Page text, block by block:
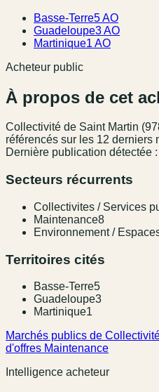
Basse-Terre5 AO
Guadeloupe3 AO
Martinique1 AO
Acheteur public
À propos de cet
Collectivité de Saint Martin
référencés sur les 12 derniers
Dernière publication détectée
Secteurs récurrents
Collectivites / Services
Maintenance8
Environnement /
Territoires cités
Basse-Terre5
Guadeloupe3
Martinique1
Marchés publics de
d'offres Maintenance
Intelligence acheteur